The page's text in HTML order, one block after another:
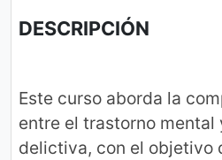
DESCRIPCIÓN
Este curso aborda la
entre el trastorno mental
delictiva, con el objetivo